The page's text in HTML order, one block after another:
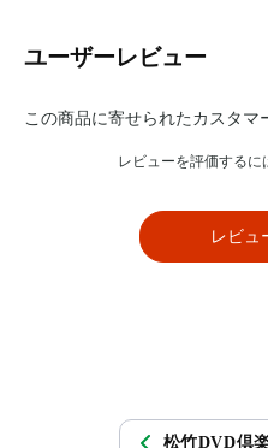
ユーザーレビュー
この商品に寄せられたカスタマ
レビューを評価するに
レビュ
松竹DVD倶